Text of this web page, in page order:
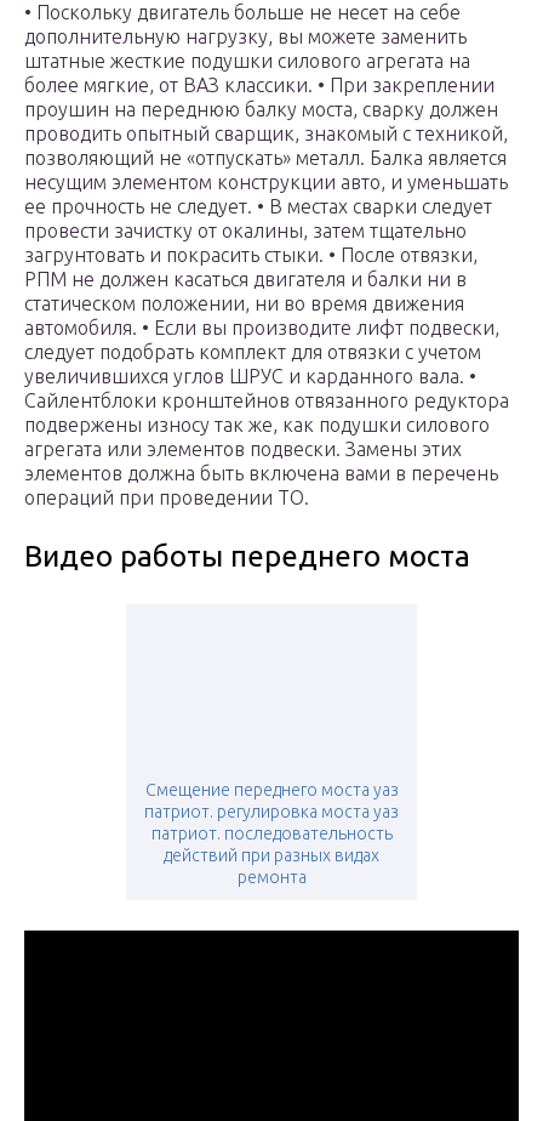
• Поскольку двигатель больше не несет на себе
дополнительную нагрузку, вы можете заменить
штатные жесткие подушки силового агрегата на
более мягкие, от ВАЗ классики. • При закреплении
проушин на переднюю балку моста, сварку должен
проводить опытный сварщик, знакомый с техникой,
позволяющий не «отпускать» металл. Балка является
несущим элементом конструкции авто, и уменьшать
ее прочность не следует. • В местах сварки следует
провести зачистку от окалины, затем тщательно
загрунтовать и покрасить стыки. • После отвязки,
РПМ не должен касаться двигателя и балки ни в
статическом положении, ни во время движения
автомобиля. • Если вы производите лифт подвески,
следует подобрать комплект для отвязки с учетом
увеличившихся углов ШРУС и карданного вала. •
Сайлентблоки кронштейнов отвязанного редуктора
подвержены износу так же, как подушки силового
агрегата или элементов подвески. Замены этих
элементов должна быть включена вами в перечень
операций при проведении ТО.
Видео работы переднего моста
Смещение переднего моста уаз
патриот. регулировка моста уаз
патриот. последовательность
действий при разных видах
ремонта